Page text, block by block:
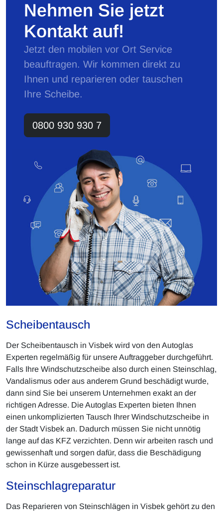
Nehmen Sie jetzt
Kontakt auf!
Jetzt den mobilen vor Ort Service
beauftragen. Wir kommen direkt zu
Ihnen und reparieren oder tauschen
Ihre Scheibe.
0800 930 930 7
Scheibentausch
Der Scheibentausch in Visbek wird von den Autoglas
Experten regelmäßig für unsere Auftraggeber durchgeführt.
Falls Ihre Windschutzscheibe also durch einen Steinschlag,
Vandalismus oder aus anderem Grund beschädigt wurde,
dann sind Sie bei unserem Unternehmen exakt an der
richtigen Adresse. Die Autoglas Experten bieten Ihnen
einen unkomplizierten Tausch Ihrer Windschutzscheibe in
der Stadt Visbek an. Dadurch müssen Sie nicht unnötig
lange auf das KFZ verzichten. Denn wir arbeiten rasch und
gewissenhaft und sorgen dafür, dass die Beschädigung
schon in Kürze ausgebessert ist.
Steinschlagreparatur
Das Reparieren von Steinschlägen in Visbek gehört zu den